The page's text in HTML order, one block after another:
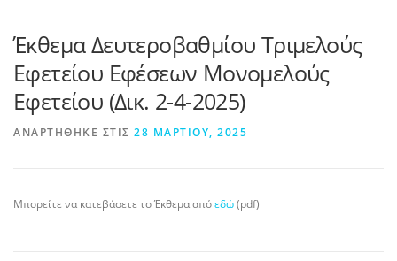
ΝΈΑ/ΑΝΑΚΟΙΝΏΣΕΙΣ ΈΝΤΥΠΑ
WEB-ΥΠΗΡΕΣΊΕΣ ΕΠΙΚΟΙΝΩΝΊΑ
Έκθεμα Δευτεροβαθμίου Τριμελούς
Εφετείου Εφέσεων Μονομελούς
Εφετείου (Δικ. 2-4-2025)
ΑΝΑΡΤΉΘΗΚΕ ΣΤΙΣ 28 ΜΑΡΤΊΟΥ, 2025
Μπορείτε να κατεβάσετε το Έκθεμα απόεδώ(pdf)